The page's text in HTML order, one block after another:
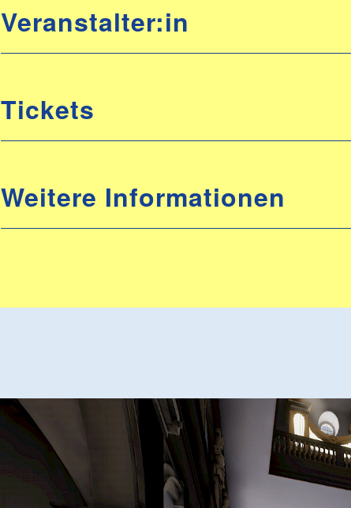
Veranstalter:in
Tickets
Weitere Informationen